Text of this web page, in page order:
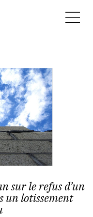
sur le refus d’un
un lotissement